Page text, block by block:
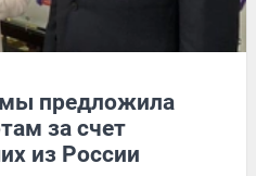
предложила
за счет
из России